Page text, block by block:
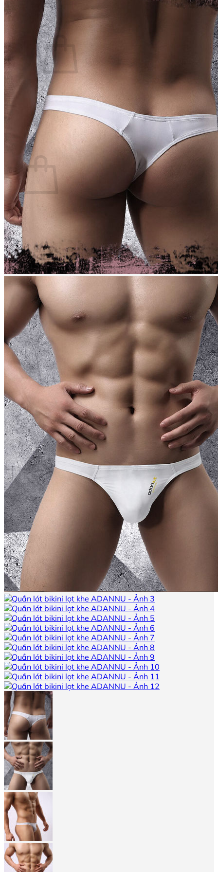
089.89.94.217
Giỏ hàng / 0
Chưa có sản phẩm trong giỏ hàng.
Quay trở lại cửa hàng
0
Giỏ hàng
Chưa có sản phẩm trong giỏ hàng.